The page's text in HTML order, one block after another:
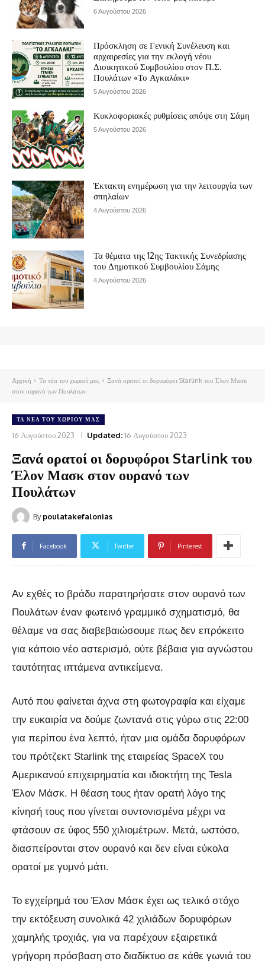
6 Αυγούστου 2026
Πρόσκληση σε Γενική Συνέλευση και
αρχαιρεσίες για την εκλογή νέου
Διοικητικού Συμβουλίου στον Π.Σ.
Πουλάτων «Το Αγκαλάκι»
5 Αυγούστου 2026
Κυκλοφοριακές ρυθμίσεις απόψε στη Σάμη
5 Αυγούστου 2026
Έκτακτη ενημέρωση για την λειτουργία των
σπηλαίων
4 Αυγούστου 2026
Τα θέματα της 12ης Τακτικής Συνεδρίασης
του Δημοτικού Συμβουλίου Σάμης
4 Αυγούστου 2026